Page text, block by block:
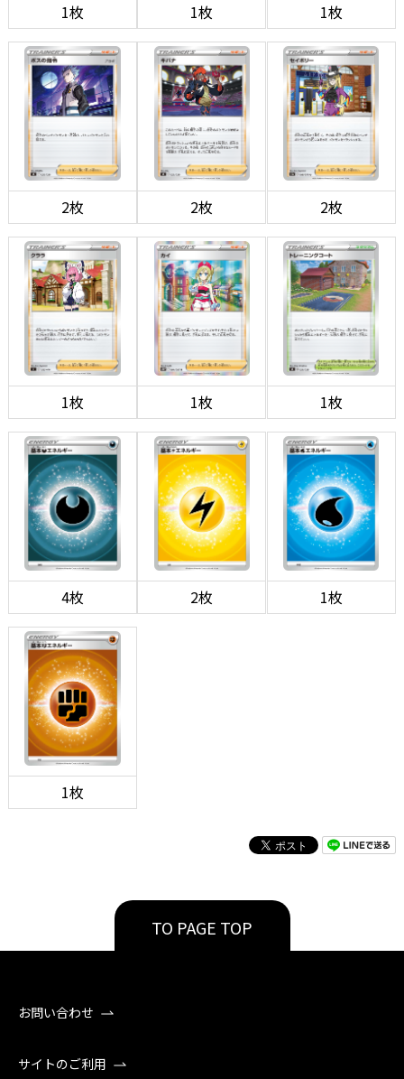
1枚 1枚 1枚
2枚 2枚 2枚
1枚 1枚 1枚
4枚 2枚 1枚
1枚
TO PAGE TOP
お問い合わせ
サイトのご利用